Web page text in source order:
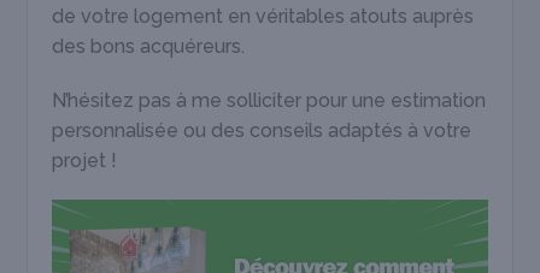
de votre logement en véritables atouts auprès
des bons acquéreurs.
N’hésitez pas à me solliciter pour une estimation
personnalisée ou des conseils adaptés à votre
projet !